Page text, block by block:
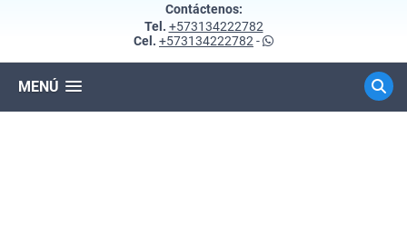
Contáctenos:
Tel. +573134222782
Cel. +573134222782 -
MENÚ